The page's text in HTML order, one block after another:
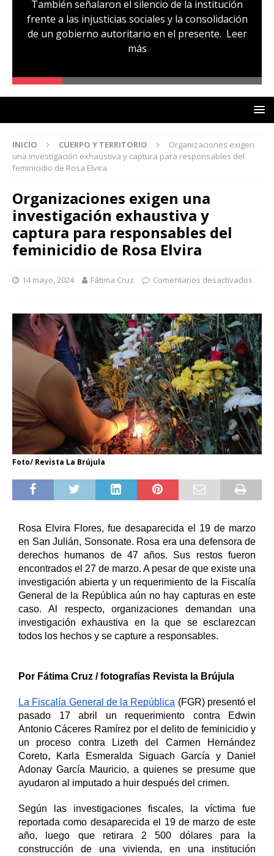
También señalaron el silencio de la institución
frente a las injusticias sociales y la consolidación
de un gobierno autoritario en el presente. Leer
más
INICIO CUERPO Y TERRITORIO
Organizaciones exigen
una investigación exhaustiva y captura para responsables del
feminicidio de Rosa Elvira
Organizaciones exigen una
investigación exhaustiva y
captura para responsables del
feminicidio de Rosa Elvira
14 mayo, 2024 Fátima Cruz Comentarios desactivados
Foto/ Revista La Brújula
Rosa Elvira Flores, fue desaparecida el 19 de marzo
en San Julián, Sonsonate. Rosa era una defensora de
derechos humanos de 47 años. Sus restos fueron
encontrados el 27 de marzo. A pesar de que existe una
investigación abierta y un requerimiento de la Fiscalía
General de la República aún no hay capturas en este
caso. Al respecto, organizaciones demandan una
investigación exhaustiva en la que se esclarezcan
todos los hechos y se capture a responsables.
Por Fátima Cruz / fotografías Revista la Brújula
La Fiscalía General de la República (FGR) presentó el
pasado 17 abril un requerimiento contra Edwin
Antonio Cáceres Ramírez por el delito de feminicidio y
un proceso contra Lizeth del Carmen Hernández
Coreto, Karla Esmeralda Siguach García y Daniel
Adonay García Mauricio, a quienes se presume que
ayudaron al imputado a huir después del crimen.
Según las investigaciones fiscales, la víctima fue
reportada como desaparecida el 19 de marzo de este
año, luego que retirara 2 500 dólares para la
construcción de una vivienda, en una institución